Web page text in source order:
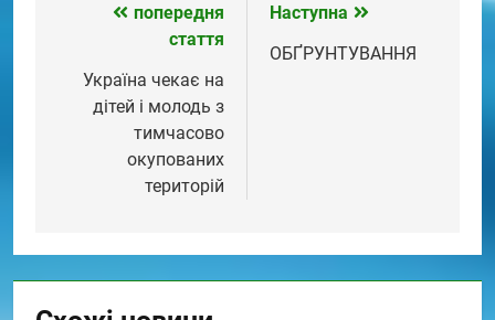
Навігаціяпопередня
стаття
Україна чекає на
дітей і молодь з
тимчасово
окупованих
територій
Наступна
ОБҐРУНТУВАННЯ